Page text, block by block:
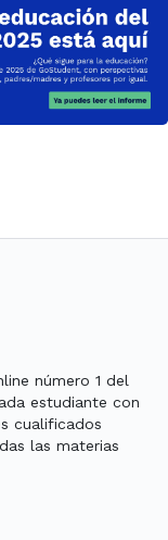
número 1 del
estudiante con
cualificados
las materias